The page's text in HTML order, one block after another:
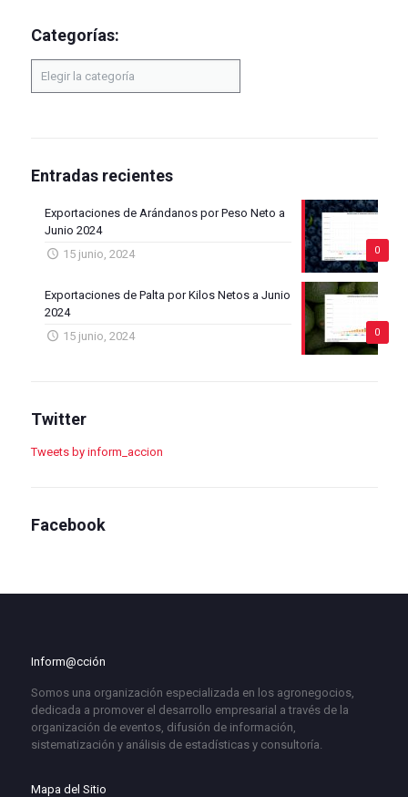
Categorías:
Entradas recientes
0
Exportaciones de Arándanos por Peso Neto a
Junio 2024
15 junio, 2024
0
Exportaciones de Palta por Kilos Netos a Junio
2024
15 junio, 2024
Twitter
Tweets by inform_accion
Facebook
Inform@cción
Somos una organización especializada en los agronegocios,
dedicada a promover el desarrollo empresarial a través de la
organización de eventos, difusión de información,
sistematización y análisis de estadísticas y consultoría.
Mapa del Sitio